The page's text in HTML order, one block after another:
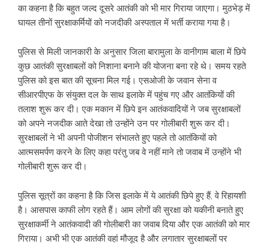
का कहना है कि बहुत जल्द दूसरे आतंकी को भी मार गिराया जाएगा। मुठभेड़ में
घायल तीनों सुरक्षाकर्मियों को नजदीकी अस्पताल में भर्ती कराया गया है।
पुलिस से मिली जानकारी के अनुसार जिला बारामुला के वानीगाम बाला में छिपे
कुछ आतंकी सुरक्षाबलों को निशाना बनाने की योजना बना रहे थे। समय रहते
पुलिस को इस बात की सूचना मिल गई। एसओजी के जवान सेना व
सीआरपीएफ के संयुक्त दल के साथ इलाके में पहुंच गए और आतंकियों की
तलाश शुरू कर दी। एक मकान में छिपे इन आतंकवादियों ने जब सुरक्षाबलों
को अपने नजदीक आते देखा तो उन्होंने उन पर गोलीबारी शुरू कर दी।
सुरक्षाबलों ने भी अपनी पोजीशन संभालते हुए पहले तो आतंकियों को
आत्मसमर्पण करने के लिए कहा परंतु जब वे नहीं माने तो जवाब में उन्होंने भी
गोलीबारी शुरू कर दी।
पुलिस सूत्रों का कहना है कि जिस इलाके में ये आतंकी छिपे हुए हैं, वे रिहायशी
है। आसपास काफी लोग रहते हैं। आम लोगों की सुरक्षा को यकीनी बनाते हुए
सुरक्षाकर्मी ने आतंकवादी की गोलीबारी का जवाब दिया और एक आतंकी को मार
गिराया। अभी भी एक आतंकी वहां मौजूद है और लगातार सुरक्षाबलों पर